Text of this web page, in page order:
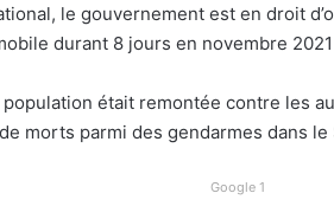
le gouvernement est en droit
durant 8 jours en novembre
population était remontée contre les
morts parmi des gendarmes dans le
Google 1